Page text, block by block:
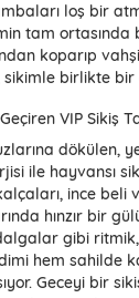
loş bir
tam
koparıp
sikimle birlikte
VIP Sikiş
dökülen,
ile hayvansı
ince
hınzır bir
dalgalar gibi
hem
Geceyi bir